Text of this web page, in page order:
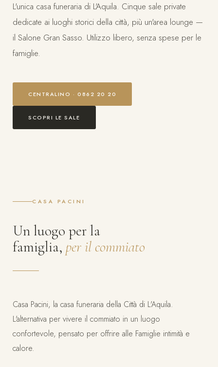
L'unica casa funeraria di L'Aquila. Cinque sale private
dedicate ai luoghi storici della città, più un'area lounge —
il Salone Gran Sasso. Utilizzo libero, senza spese per le
famiglie.
CENTRALINO · 0862 20 20
SCOPRI LE SALE
CASA PACINI
Un luogo per la
famiglia, per il commiato
Casa Pacini, la casa funeraria della Città di L'Aquila.
L'alternativa per vivere il commiato in un luogo
confortevole, pensato per offrire alle Famiglie intimità e
calore.